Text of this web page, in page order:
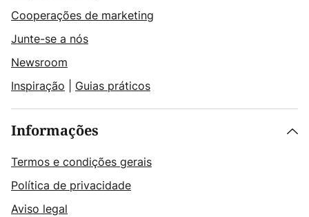
Cooperações de marketing
Junte-se a nós
Newsroom
Inspiração
Guias práticos
Informações
Termos e condições gerais
Política de privacidade
Aviso legal